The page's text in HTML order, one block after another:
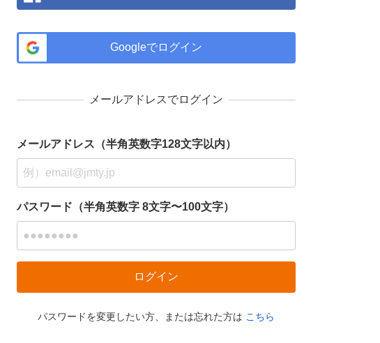
Googleでログイン
メールアドレスでログイン
メールアドレス（半角英数字128文字以内）
パスワード（半角英数字 8文字〜100文字）
パスワードを変更したい方、または忘れた方は こちら